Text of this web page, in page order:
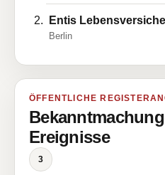
Entis
Berlin
ÖFFENTLICHE
Ereignisse
3